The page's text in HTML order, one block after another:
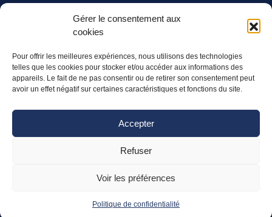
Gérer le consentement aux
cookies
Pour offrir les meilleures expériences, nous utilisons des technologies
telles que les cookies pour stocker et/ou accéder aux informations des
appareils. Le fait de ne pas consentir ou de retirer son consentement peut
avoir un effet négatif sur certaines caractéristiques et fonctions du site.
Accepter
Refuser
Voir les préférences
Politique de confidentialité
Réalisation :La Luciole Digitale